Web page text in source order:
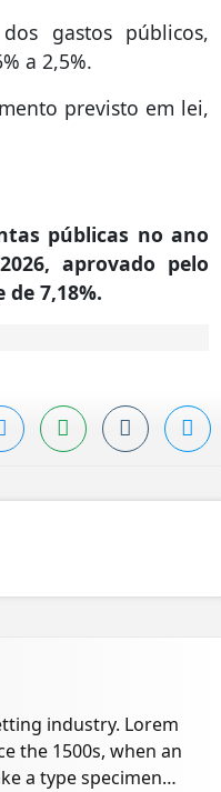
gastos públicos,
a 2,5%.
previsto em lei,
públicas no ano
aprovado pelo
7,18%.
industry. Lorem
the 1500s, when an
a type specimen